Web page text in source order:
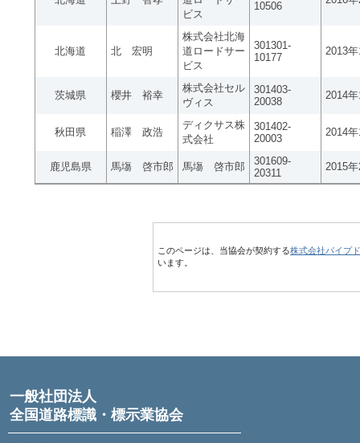
ビス
10506
北海道 北 宏明
株式会社北海
道ロードサー
ビス
301301-
10177
2013
茨城県 櫻井 裕幸
株式会社セル
ヴィス
301403-
20038
2014
秋田県 稲澤 政浩
ディクサス株
式会社
301402-
20003
2014
鹿児島県 馬塲 啓市郎 馬塲 啓市郎
301609-
20311
2015
このページは、当協会が契約する株式会社パイプ
います。
一般社団法人
全国道路標識・標示業協会